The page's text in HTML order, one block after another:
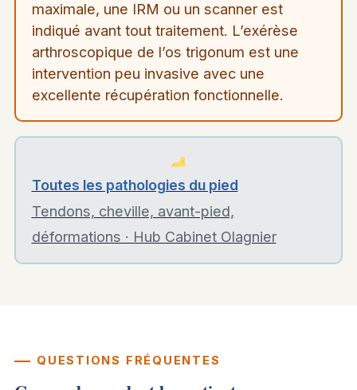
maximale, une IRM ou un scanner est
indiqué avant tout traitement. L’exérèse
arthroscopique de l’os trigonum est une
intervention peu invasive avec une
excellente récupération fonctionnelle.
Toutes les pathologies du pied
Tendons, cheville, avant-pied,
déformations · Hub Cabinet Olagnier
QUESTIONS FRÉQUENTES